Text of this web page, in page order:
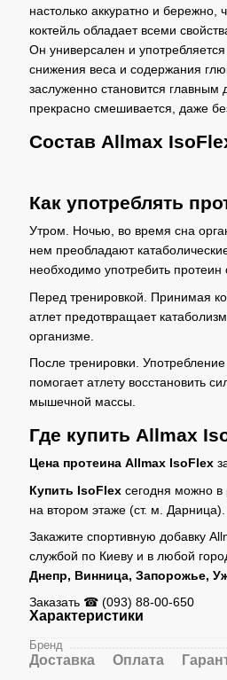
настолько аккуратно и
коктейль обладает всеми
Он универсален и
снижения веса и содержания
заслуженно становится
прекрасно смешивается, даже
Состав Allmax
Как употреблять
Утром. Ночью, во время сна
нем преобладают
необходимо употребить протеин
Перед тренировкой. Принимая
атлет предотвращает
организме.
После тренировки.
помогает атлету восстановить
мышечной массы.
Где купить Allmax
Цена протеина Allmax IsoFlex
Купить IsoFlex сегодня можно в
на втором этаже (ст. м. Дарница).
Закажите спортивную добавку
службой по Киеву и в любой
Днепр, Винница, Запорожье,
Заказать ☎ (093) 88-00-650
Характеристики
Бренд
Доставка Оплата